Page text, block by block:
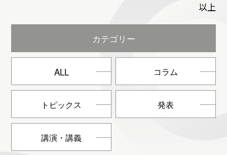
以上
カテゴリー
ALL コラム
トピックス 発表
講演・講義